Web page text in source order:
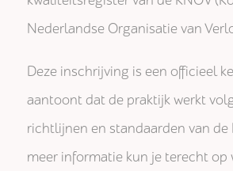
Nederlandse Organisatie van
Deze inschrijving is een officieel
aantoont dat de praktijk werkt
richtlijnen en standaarden van de
meer informatie kun je terecht op